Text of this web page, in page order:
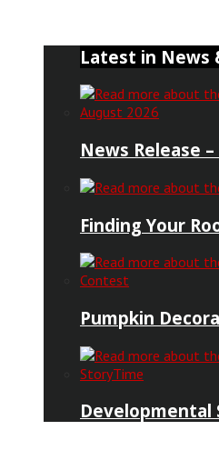
Latest in News
News Release
Finding Your
Pumpkin
Developmental